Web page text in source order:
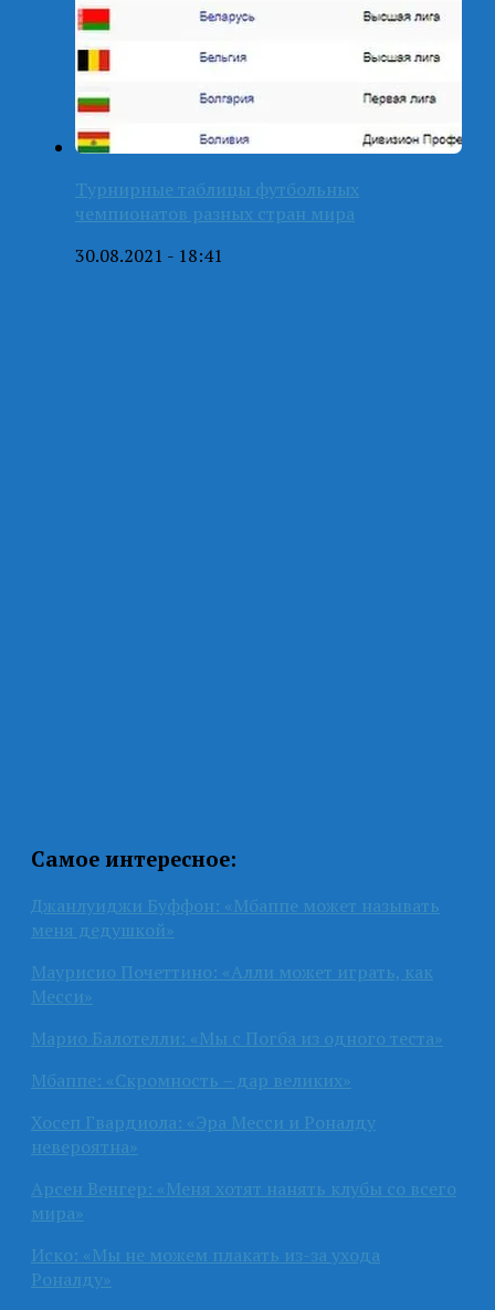
Турнирные таблицы футбольных
чемпионатов разных стран мира
30.08.2021 - 18:41
Самое интересное:
Джанлуиджи Буффон: «Мбаппе может называть
меня дедушкой»
Маурисио Почеттино: «Алли может играть, как
Месси»
Марио Балотелли: «Мы с Погба из одного теста»
Мбаппе: «Скромность – дар великих»
Хосеп Гвардиола: «Эра Месси и Роналду
невероятна»
Арсен Венгер: «Меня хотят нанять клубы со всего
мира»
Иско: «Мы не можем плакать из-за ухода
Роналду»